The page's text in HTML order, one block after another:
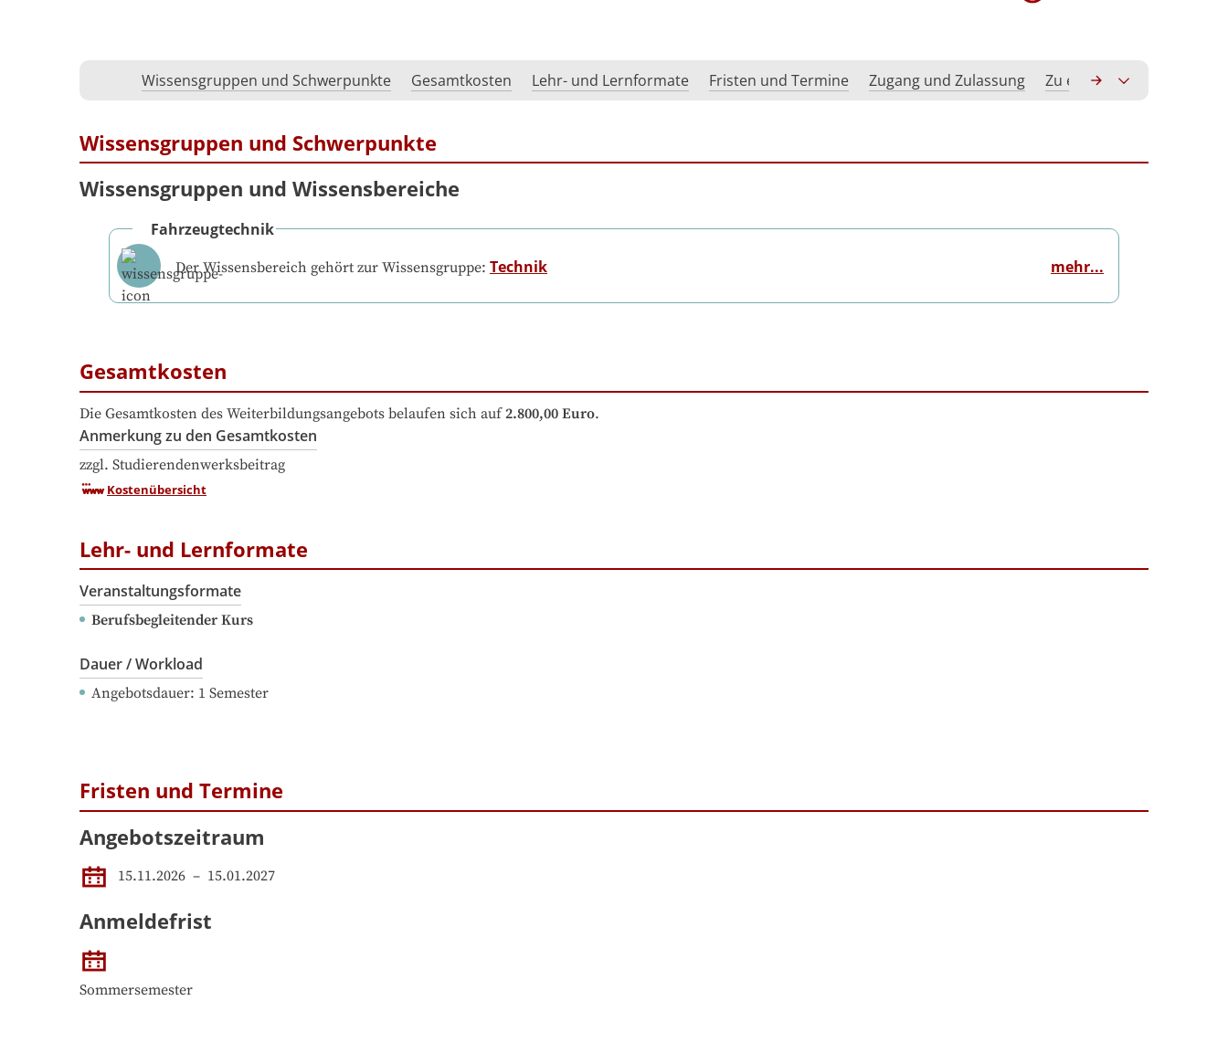
Wissensgruppen und Schwerpunkte Gesamtkosten Lehr- und Lernformate Fristen und Termine Zugang und Zulassung Zu erwerbende
Wissensgruppen und Schwerpunkte
Wissensgruppen und Wissensbereiche
Fahrzeugtechnik
Der Wissensbereich gehört zur Wissensgruppe: Technik mehr...
Gesamtkosten
Die Gesamtkosten des Weiterbildungsangebots belaufen sich auf 2.800,00 Euro.
Anmerkung zu den Gesamtkosten
zzgl. Studierendenwerksbeitrag
Kostenübersicht
Lehr- und Lernformate
Veranstaltungsformate
Berufsbegleitender Kurs
Dauer / Workload
Angebotsdauer: 1 Semester
Fristen und Termine
Angebotszeitraum
15.11.2026 – 15.01.2027
Anmeldefrist
Sommersemester